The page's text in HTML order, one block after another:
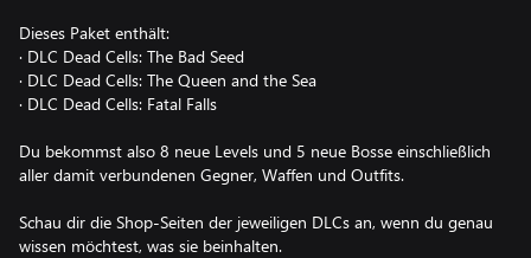
Dieses Paket enthält:
· DLC Dead Cells: The Bad Seed
· DLC Dead Cells: The Queen and the Sea
· DLC Dead Cells: Fatal Falls
Du bekommst also 8 neue Levels und 5 neue Bosse einschließlich
aller damit verbundenen Gegner, Waffen und Outfits.
Schau dir die Shop-Seiten der jeweiligen DLCs an, wenn du genau
wissen möchtest, was sie beinhalten.